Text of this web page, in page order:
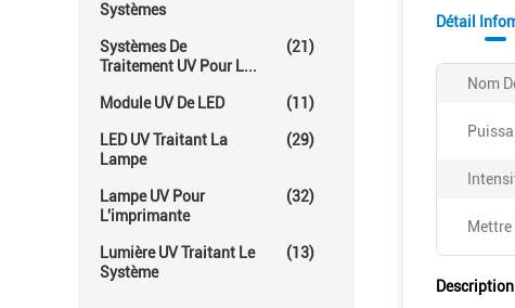
Systèmes
Systèmes De
Traitement UV Pour L...
(21)
Module UV De LED (11)
LED UV Traitant La
Lampe
(29)
Lampe UV Pour
L'imprimante
(32)
Lumière UV Traitant Le
Système
(13)
Détail
Nom
Mettre